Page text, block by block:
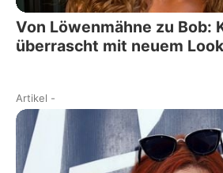
Von Löwenmähne zu Bob:
überrascht mit neuem Look
Artikel -